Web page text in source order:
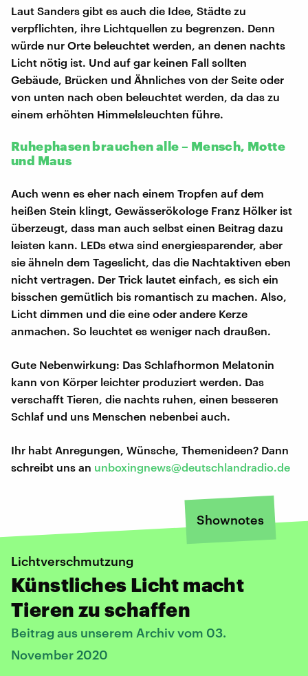
Laut Sanders gibt es auch die Idee, Städte zu
verpflichten, ihre Lichtquellen zu begrenzen. Denn
würde nur Orte beleuchtet werden, an denen nachts
Licht nötig ist. Und auf gar keinen Fall sollten
Gebäude, Brücken und Ähnliches von der Seite oder
von unten nach oben beleuchtet werden, da das zu
einem erhöhten Himmelsleuchten führe.
Ruhephasen brauchen alle – Mensch, Motte
und Maus
Auch wenn es eher nach einem Tropfen auf dem
heißen Stein klingt, Gewässerökologe Franz Hölker ist
überzeugt, dass man auch selbst einen Beitrag dazu
leisten kann. LEDs etwa sind energiesparender, aber
sie ähneln dem Tageslicht, das die Nachtaktiven eben
nicht vertragen. Der Trick lautet einfach, es sich ein
bisschen gemütlich bis romantisch zu machen. Also,
Licht dimmen und die eine oder andere Kerze
anmachen. So leuchtet es weniger nach draußen.
Gute Nebenwirkung: Das Schlafhormon Melatonin
kann von Körper leichter produziert werden. Das
verschafft Tieren, die nachts ruhen, einen besseren
Schlaf und uns Menschen nebenbei auch.
Ihr habt Anregungen, Wünsche, Themenideen? Dann
schreibt uns an unboxingnews@deutschlandradio.de
Shownotes
Lichtverschmutzung
Künstliches Licht macht
Tieren zu schaffen
Beitrag aus unserem Archiv vom 03.
November 2020